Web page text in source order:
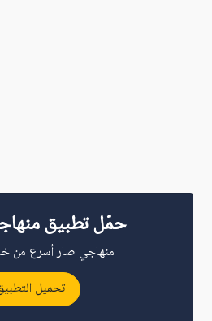
حمّل تطبيق
منهاجي صار أسرع من
تحميل